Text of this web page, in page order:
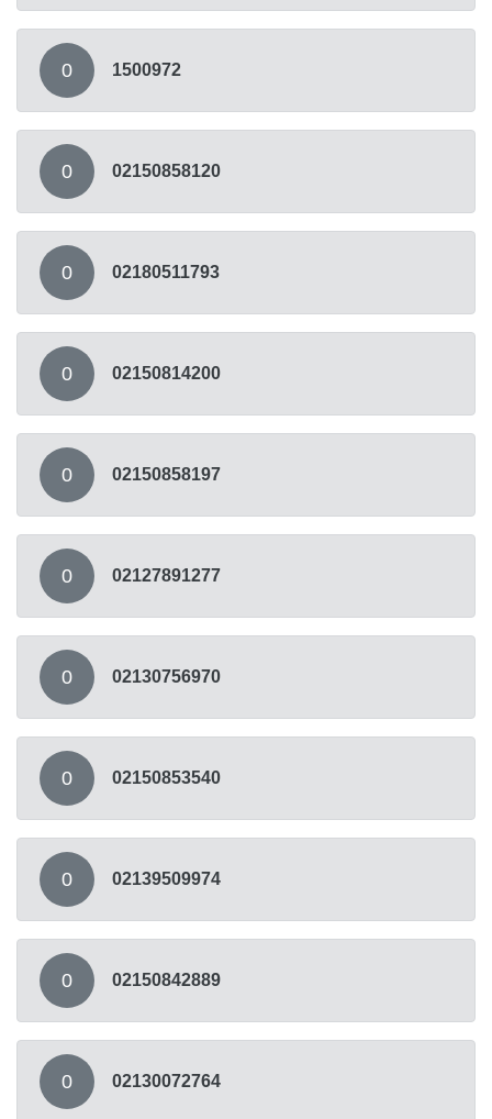
0 1500972
0 02150858120
0 02180511793
0 02150814200
0 02150858197
0 02127891277
0 02130756970
0 02150853540
0 02139509974
0 02150842889
0 02130072764